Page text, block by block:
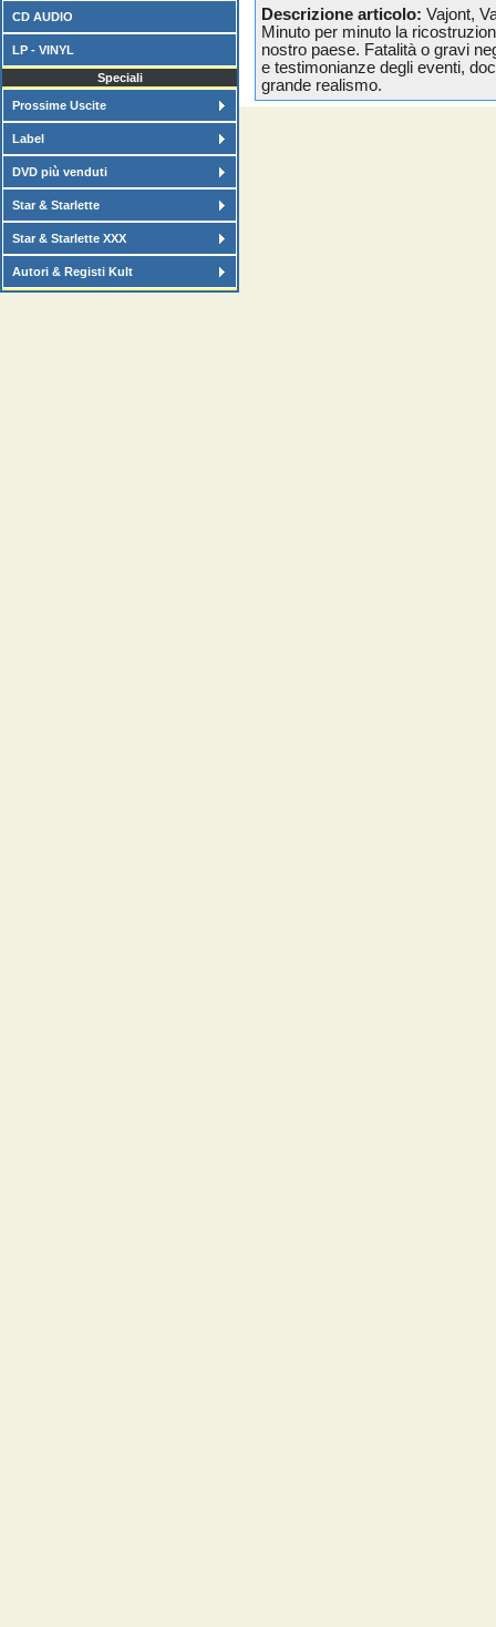
CD AUDIO
LP - VINYL
Speciali
Prossime Uscite
Label
DVD più venduti
Star & Starlette
Star & Starlette XXX
Autori & Registi Kult
Descrizione articolo: Vajont,
Minuto per minuto la
nostro paese. Fatalità o gravi
e testimonianze degli eventi,
grande realismo.